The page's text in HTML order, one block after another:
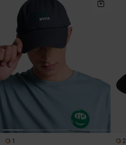
1 2